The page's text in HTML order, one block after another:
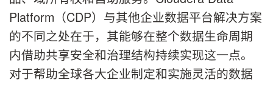
Platform（CDP）与其他企业数据平台解决方案
的不同之处在于，其能够在整个数据生命周期
内借助共享安全和治理结构持续实现这一点。
对于帮助全球各大企业制定和实施灵活的数据